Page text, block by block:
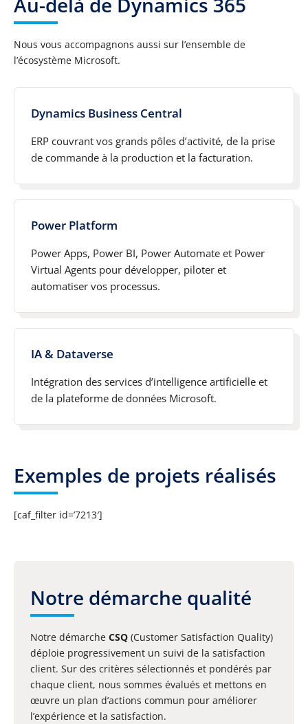
Nous vous accompagnons aussi sur l’ensemble de
l’écosystème Microsoft.
Dynamics Business Central
ERP couvrant vos grands pôles d’activité, de la prise
de commande à la production et la facturation.
Power Platform
Power Apps, Power BI, Power Automate et Power
Virtual Agents pour développer, piloter et
automatiser vos processus.
IA & Dataverse
Intégration des services d’intelligence artificielle et
de la plateforme de données Microsoft.
Exemples de projets réalisés
[caf_filter id=’7213′]
Notre démarche qualité
Notre démarche CSQ (Customer Satisfaction Quality)
déploie progressivement un suivi de la satisfaction
client. Sur des critères sélectionnés et pondérés par
chaque client, nous sommes évalués et mettons en
œuvre un plan d’actions commun pour améliorer
l’expérience et la satisfaction.